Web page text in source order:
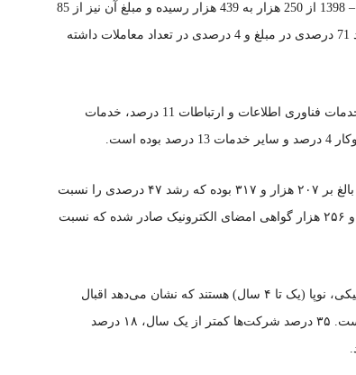
تعداد معاملات الکترونیکی دولتی نیز در این دوره پنج ساله 1402 – 1398 از 250 هزار به 439 هزار رسیده و مبلغ آن نیز از 85
همت به 1119 همت افزایش داشته و از جمله در سال 1402 رشد 71 درصدی در مبلغ و 4 درصدی در تعداد معاملات داشته
سهم فروش کالا از تعداد واحدهای تجارت الکترونیک 62 درصد، خدمات فناوری اطلاعات و ارتباطات 11 درصد، خدمات
همچنین به گفته وی تعداد کل اینمادهای فعال تا پایان سال ۱۴۰۲ بالغ بر ۲۰۷ هزار و ۳۱۷ بوده که رشد ۴۷ درصدی را نسبت
به سال ۱۴۰۱ نشان می‌دهد. در سال ۱۴۰۲ بیش از چهار میلیون و ۲۵۶ هزار گواهی امضای الکترونیک صادر شده که نسبت
وی افزود: ۴۲ درصد از شرکت‌های فعال در حوزه تجارت الکترونیکی، نوپا (یک تا ۴ سال) هستند که نشان می‌دهد اقبال
مردم به راه اندازی کسب و کارهای الکترونیکی افزایش یافته است. ۳۵ درصد شرکت‌ها کمتر از یک سال، ۱۸ درصد